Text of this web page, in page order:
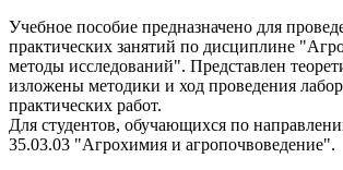
Учебное пособие предназначено для
практических занятий по дисциплине
методы исследований". Представлен
изложены методики и ход проведения
практических работ.
Для студентов, обучающихся по
35.03.03 "Агрохимия и агропочвоведение".